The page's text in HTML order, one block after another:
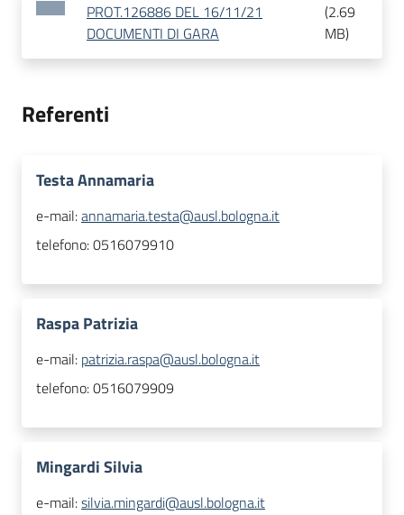
PROT.126886 DEL 16/11/21
DOCUMENTI DI GARA
(2.69
MB)
Referenti
Testa Annamaria
e-mail:annamaria.testa@ausl.bologna.it
telefono:0516079910
Raspa Patrizia
e-mail: patrizia.raspa@ausl.bologna.it
telefono:0516079909
Mingardi Silvia
e-mail:silvia.mingardi@ausl.bologna.it